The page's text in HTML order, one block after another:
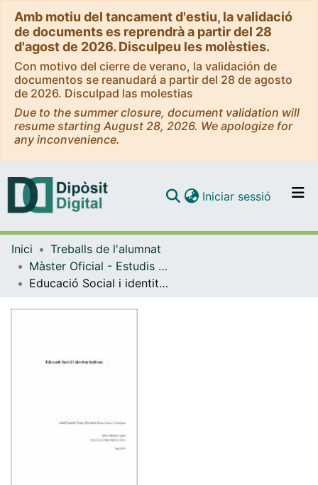
Amb motiu del tancament d'estiu, la validació
de documents es reprendrà a partir del 28
d'agost de 2026. Disculpeu les molèsties.
Con motivo del cierre de verano, la validación de
documentos se reanudará a partir del 28 de agosto
de 2026. Disculpad las molestias
Due to the summer closure, document validation will
resume starting August 28, 2026. We apologize for
any inconvenience.
Navega per tot el DD
Com publicar
Iniciar sessió (current)
Inici
Treballs de l'alumnat
Màster Oficial - Estudis de Dones, Gènere i Ciutadania
Educació Social i identitat lesbiana